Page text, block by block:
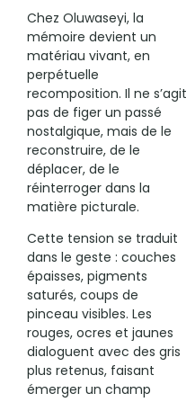
Chez Oluwaseyi, la
mémoire devient un
matériau vivant, en
perpétuelle
recomposition. Il ne s’agit
pas de figer un passé
nostalgique, mais de le
reconstruire, de le
déplacer, de le
réinterroger dans la
matière picturale.
Cette tension se traduit
dans le geste : couches
épaisses, pigments
saturés, coups de
pinceau visibles. Les
rouges, ocres et jaunes
dialoguent avec des gris
plus retenus, faisant
émerger un champ